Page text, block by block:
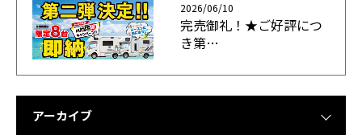
2026/06/10
完売御礼！★ご好評につ
き第…
アーカイブ